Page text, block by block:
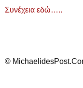
Συνέχεια εδώ…..
©